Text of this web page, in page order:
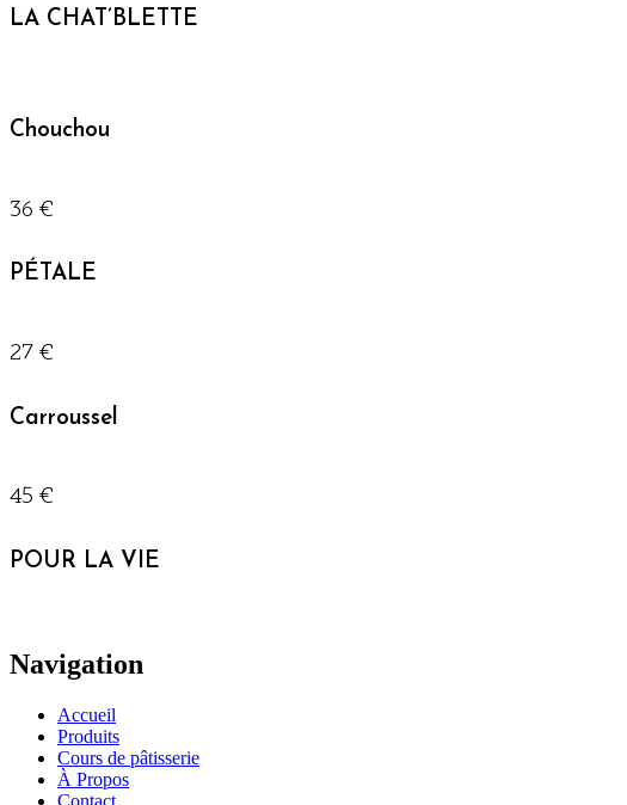
LA CHAT’BLETTE
Chouchou
36 €
PÉTALE
27 €
Carroussel
45 €
POUR LA VIE
Navigation
Accueil
Produits
Cours de pâtisserie
À Propos
Contact